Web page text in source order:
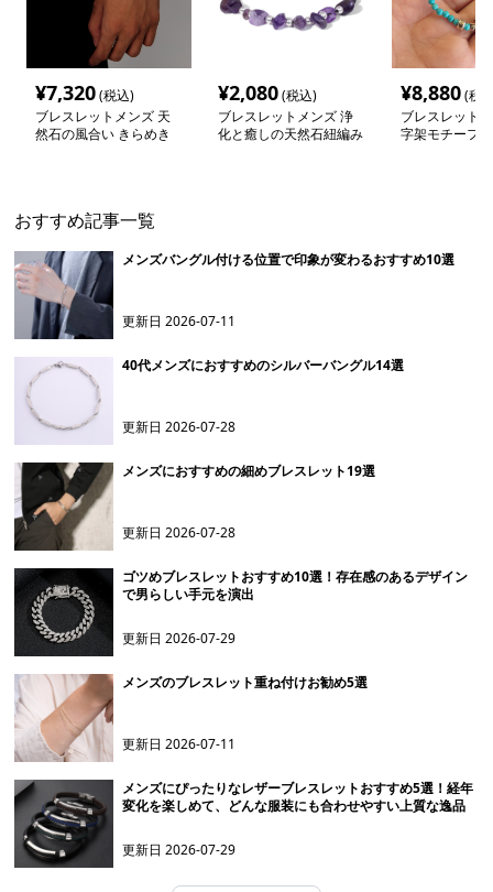
¥7,320(税込)
ブレスレットメンズ 天
然石の風合い きらめき
¥2,080(税込)
ブレスレットメンズ 浄
化と癒しの天然石紐編み
¥8,880(税
ブレスレット
字架モチーフ
おすすめ記事一覧
メンズバングル付ける位置で印象が変わるおすすめ10選
更新日2026-07-11
40代メンズにおすすめのシルバーバングル14選
更新日2026-07-28
メンズにおすすめの細めブレスレット19選
更新日2026-07-28
ゴツめブレスレットおすすめ10選！存在感のあるデザイン
で男らしい手元を演出
更新日2026-07-29
メンズのブレスレット重ね付けお勧め5選
更新日2026-07-11
メンズにぴったりなレザーブレスレットおすすめ5選！経年
変化を楽しめて、どんな服装にも合わせやすい上質な逸品
更新日2026-07-29